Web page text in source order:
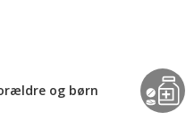
og børn